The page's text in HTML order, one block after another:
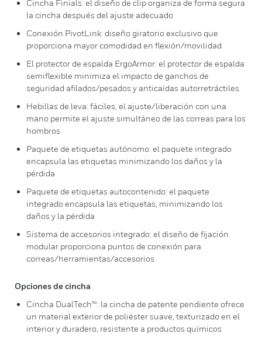
Cincha Finials: el diseño de clip organiza de forma segura
la cincha después del ajuste adecuado
Conexión PivotLink: diseño giratorio exclusivo que
proporciona mayor comodidad en flexión/movilidad
El protector de espalda ErgoArmor: el protector de espalda
semiflexible minimiza el impacto de ganchos de
seguridad afilados/pesados y anticaídas autorretráctiles
Hebillas de leva: fáciles, el ajuste/liberación con una
mano permite el ajuste simultáneo de las correas para los
hombros
Paquete de etiquetas autónomo: el paquete integrado
encapsula las etiquetas minimizando los daños y la
pérdida
Paquete de etiquetas autocontenido: el paquete
integrado encapsula las etiquetas, minimizando los
daños y la pérdida
Sistema de accesorios integrado: el diseño de fijación
modular proporciona puntos de conexión para
correas/herramientas/accesorios
Opciones de cincha
Cincha DualTech™: la cincha de patente pendiente ofrece
un material exterior de poliéster suave, texturizado en el
interior y duradero, resistente a productos químicos